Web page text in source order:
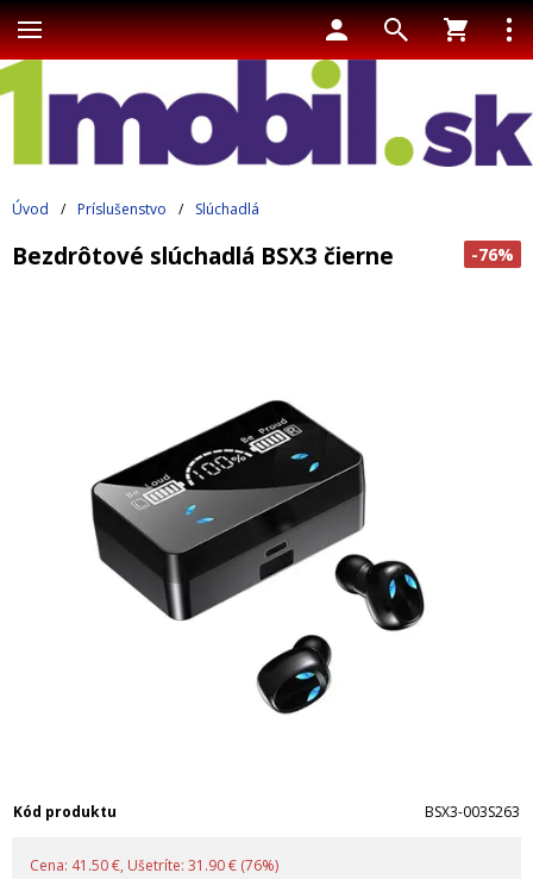
Úvod / Príslušenstvo / Slúchadlá
-76%
Bezdrôtové slúchadlá BSX3 čierne
Kód produktu BSX3-003S263
Cena: 41.50 €, Ušetríte: 31.90 € (76%)